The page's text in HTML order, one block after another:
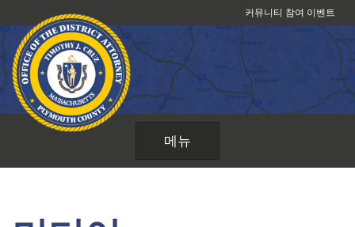
텐
츠
건
커뮤니티 참여 이벤트
메뉴